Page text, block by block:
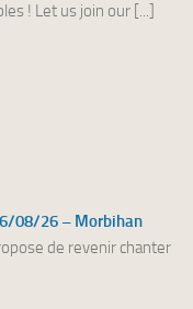
! Let us join our [...]
08/26 – Morbihan
de revenir chanter